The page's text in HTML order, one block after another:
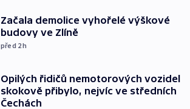
Začala demolice vyhořelé výškové
budovy ve Zlíně
před 2h
Opilých řidičů nemotorových vozidel
skokově přibylo, nejvíc ve středních
Čechách